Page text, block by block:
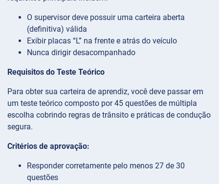
O supervisor deve possuir uma carteira aberta
(definitiva) válida
Exibir placas “L” na frente e atrás do veículo
Nunca dirigir desacompanhado
Requisitos do Teste Teórico
Para obter sua carteira de aprendiz, você deve passar em
um teste teórico composto por 45 questões de múltipla
escolha cobrindo regras de trânsito e práticas de condução
segura.
Critérios de aprovação:
Responder corretamente pelo menos 27 de 30
questões